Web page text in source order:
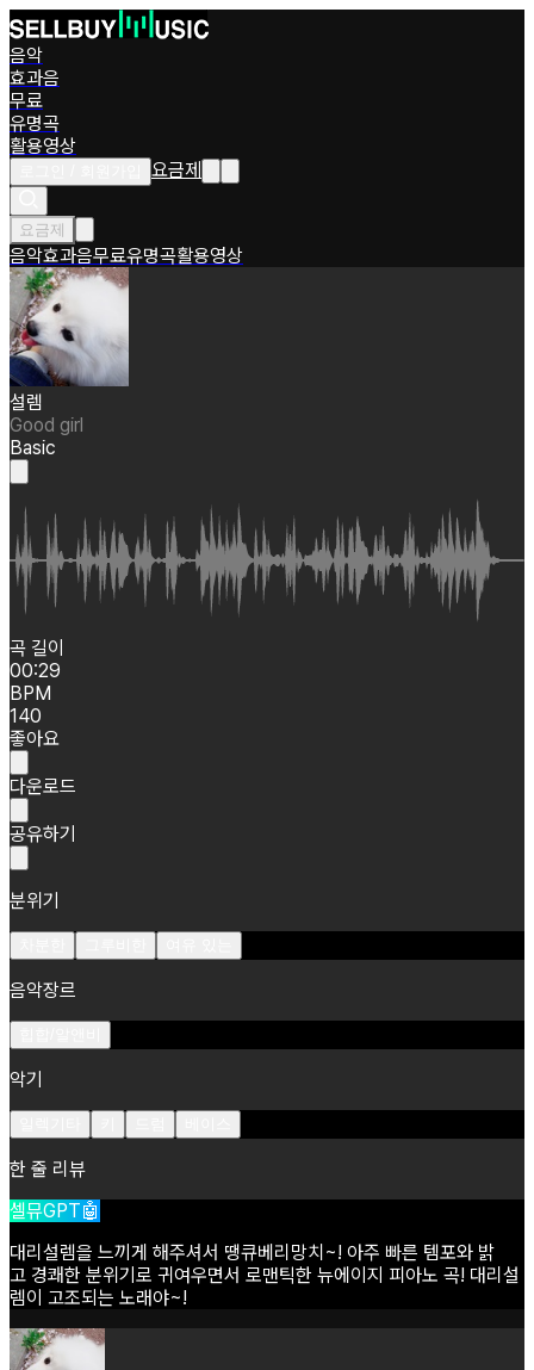
음악
효과음
무료
유명곡
활용영상
요금제
요금제
음악효과음무료유명곡활용영상
설렘
Good girl
Basic
곡 길이
00:29
BPM
140
좋아요
다운로드
공유하기
분위기
음악장르
악기
한 줄 리뷰
셀뮤GPT🤖
대리설렘을 느끼게 해주셔서 땡큐베리망치~! 아주 빠른 템포와 밝
고 경쾌한 분위기로 귀여우면서 로맨틱한 뉴에이지 피아노 곡! 대리설
렘이 고조되는 노래야~!